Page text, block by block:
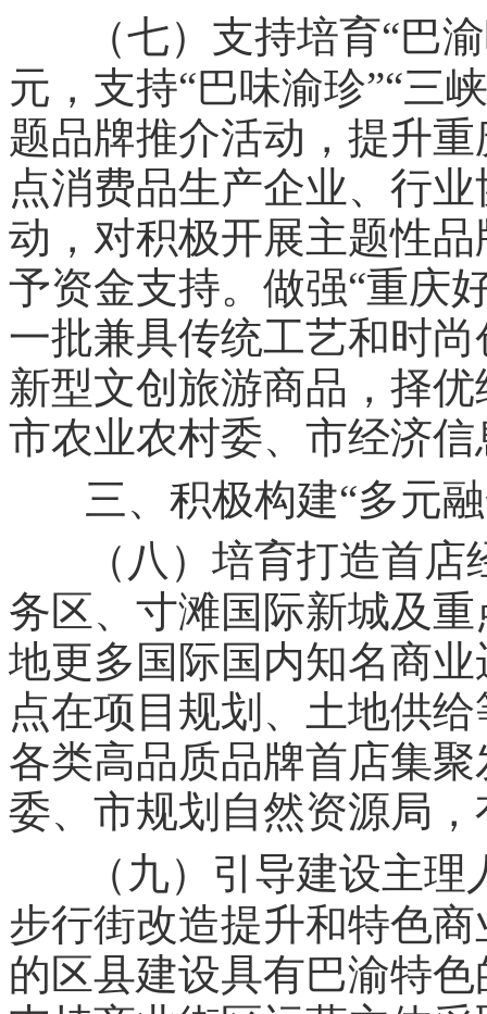
（七）支持培育“巴
元，支持“巴味渝珍”“三
题品牌推介活动，提升
点消费品生产企业、行
动，对积极开展主题性
予资金支持。做强“重庆
一批兼具传统工艺和时
新型文创旅游商品，择
市农业农村委、市经济
三、积极构建“多元
（八）培育打造首
务区、寸滩国际新城及
地更多国际国内知名商
点在项目规划、土地供
各类高品质品牌首店集
委、市规划自然资源局
（九）引导建设主
步行街改造提升和特色
的区县建设具有巴渝特色